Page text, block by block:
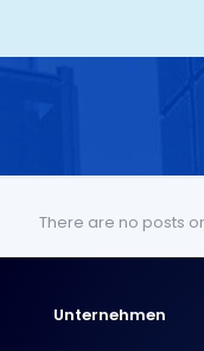
There are no posts
Unternehmen